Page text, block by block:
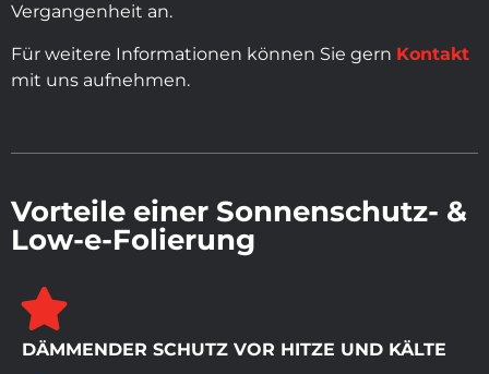
Vergangenheit an.
Für weitere Informationen können Sie gern Kontakt
mit uns aufnehmen.
Vorteile einer Sonnenschutz- &
Low-e-Folierung
DÄMMENDER SCHUTZ VOR HITZE UND KÄLTE